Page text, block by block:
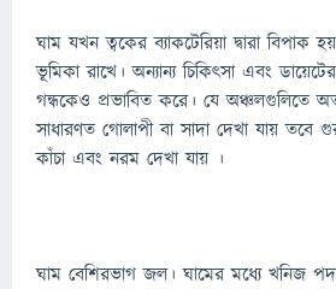
ঘাম যখন ত্বকের ব্যাকটেরিয়া দ্বারা বিপাক
ভূমিকা রাখে। অন্যান্য চিকিৎসা এবং
গন্ধকেও প্রভাবিত করে। যে অঞ্চলগুলিতে
সাধারণত গোলাপী বা সাদা দেখা যায় তবে
কাঁচা এবং নরম দেখা যায় ।
ঘাম বেশিরভাগ জল। ঘামের মধ্যে খনিজ